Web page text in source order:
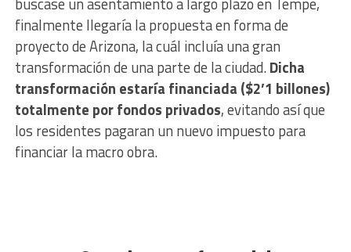
finalmente llegaría la propuesta en forma de
proyecto de Arizona, la cuál incluía una gran
transformación de una parte de la ciudad.Dicha
transformación estaría financiada ($2’1 billones)
totalmente por fondos privados, evitando así que
los residentes pagaran un nuevo impuesto para
financiar la macro obra.